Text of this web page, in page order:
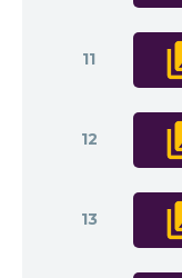
11
12
13